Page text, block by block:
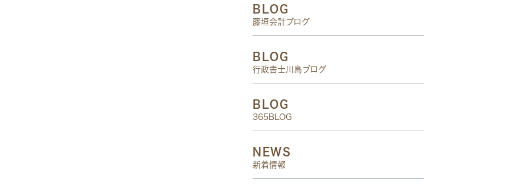
BLOG
藤垣会計ブログ
BLOG
行政書士川島ブログ
BLOG
365BLOG
NEWS
新着情報